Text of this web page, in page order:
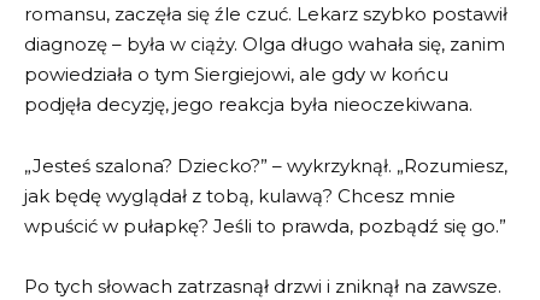
romansu, zaczęła się źle czuć. Lekarz szybko postawił
diagnozę – była w ciąży. Olga długo wahała się, zanim
powiedziała o tym Siergiejowi, ale gdy w końcu
podjęła decyzję, jego reakcja była nieoczekiwana.
„Jesteś szalona? Dziecko?” – wykrzyknął. „Rozumiesz,
jak będę wyglądał z tobą, kulawą? Chcesz mnie
wpuścić w pułapkę? Jeśli to prawda, pozbądź się go.”
Po tych słowach zatrzasnął drzwi i zniknął na zawsze.